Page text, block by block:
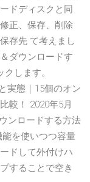
ドディスクと同
正、保存、削除
存先 て考えまし
ダウンロードす
します。
実態｜15個のオン
較！ 2020年5月
ンロードする方法
を使いつつ容量
ドして外付けハ
することで空き